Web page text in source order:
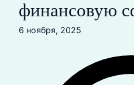
финансовую
6 ноября, 2025